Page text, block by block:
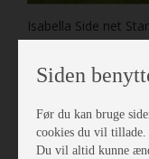
Isabella Side net
Vare nr. I407202506
Siden
Før du kan bruge
cookies du vil tillade.
Du vil altid kunne